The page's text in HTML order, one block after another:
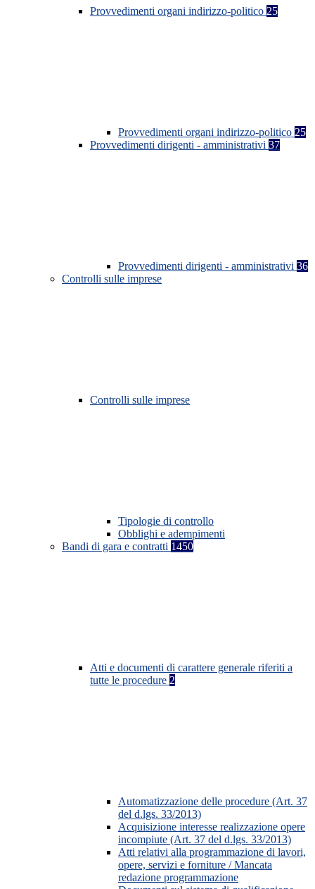
Provvedimenti organi indirizzo-politico 25
Provvedimenti organi indirizzo-politico 25
Provvedimenti dirigenti - amministrativi 37
Provvedimenti dirigenti - amministrativi 36
Controlli sulle imprese
Controlli sulle imprese
Tipologie di controllo
Obblighi e adempimenti
Bandi di gara e contratti 1450
Atti e documenti di carattere generale riferiti a
tutte le procedure 2
Automatizzazione delle procedure (Art. 37
del d.lgs. 33/2013)
Acquisizione interesse realizzazione opere
incompiute (Art. 37 del d.lgs. 33/2013)
Atti relativi alla programmazione di lavori,
opere, servizi e forniture / Mancata
redazione programmazione